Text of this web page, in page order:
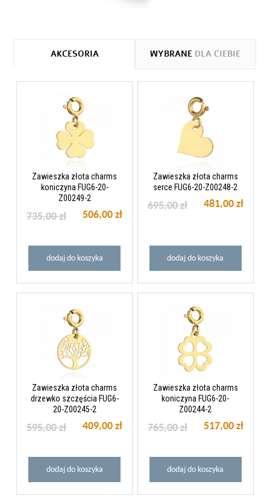
AKCESORIA WYBRANE DLA CIEBIE
Zawieszka złota charms
koniczyna FUG6-20-
Z00249-2
506,00 zł
735,00 zł
dodaj do koszyka
Zawieszka złota charms
serce FUG6-20-Z00248-2
481,00 zł
695,00 zł
dodaj do koszyka
Zawieszka złota charms
drzewko szczęścia FUG6-
20-Z00245-2
409,00 zł
595,00 zł
dodaj do koszyka
Zawieszka złota charms
koniczyna FUG6-20-
Z00244-2
517,00 zł
765,00 zł
dodaj do koszyka